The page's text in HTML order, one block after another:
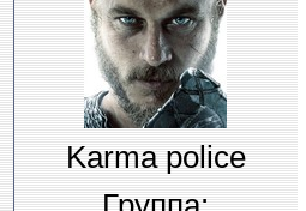
Karma police